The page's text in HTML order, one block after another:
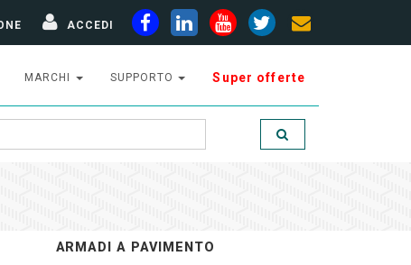
ACCEDI
MARCHI SUPPORTO Super offerte
ARMADI A PAVIMENTO